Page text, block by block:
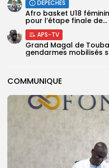
COMMUNIQUE
DÉPÊCHES
‎Afro basket U18
pour l’étape finale de...
APS-TV
Grand Magal de
gendarmes mobilisés